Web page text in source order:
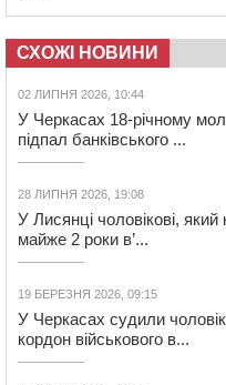
СХОЖІ НОВИНИ
02 ЛИПНЯ 2026, 10:44
У Черкасах 18-річному
підпал банківського ...
28 ЛИПНЯ 2026, 19:08
У Лисянці чоловікові,
майже 2 роки в’...
19 БЕРЕЗНЯ 2026, 09:15
У Черкасах судили
кордон військового в...